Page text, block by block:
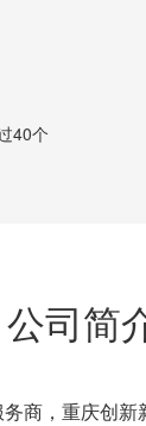
40个
公司简
商，重庆创新